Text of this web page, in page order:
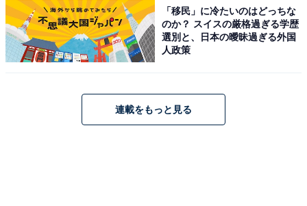
「移民」に冷たいのはどっちな
のか？ スイスの厳格過ぎる学歴
選別と、日本の曖昧過ぎる外国
人政策
連載をもっと見る